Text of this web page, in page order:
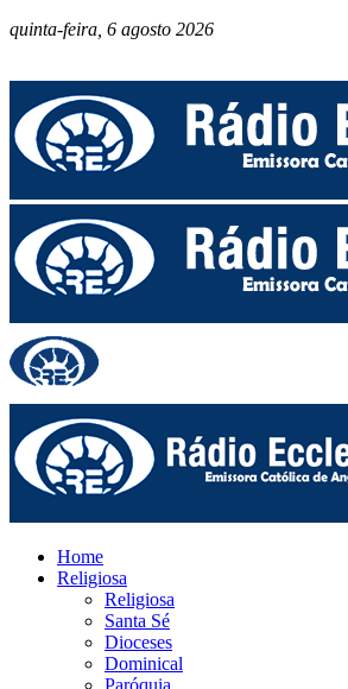
quinta-feira, 6 agosto 2026
Home
Religiosa
Religiosa
Santa Sé
Dioceses
Dominical
Paróquia